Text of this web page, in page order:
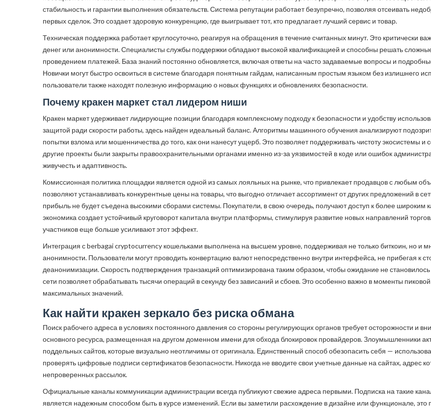
стабильность и гарантии выполнения обязательств. Система репутации работает безупречно, позволяя отсеивать
первых сделок. Это создает здоровую конкуренцию, где выигрывает тот, кто предлагает лучший сервис и товар.
Техническая поддержка работает круглосуточно, реагируя на обращения в течение считанных минут. Это критически
денег или анонимности. Специалисты службы поддержки обладают высокой квалификацией и способны решать
проведением платежей. База знаний постоянно обновляется, включая ответы на часто задаваемые вопросы и
Новички могут быстро освоиться в системе благодаря понятным гайдам, написанным простым языком без излишнего
пользователи также находят полезную информацию о новых функциях и обновлениях безопасности.
Почему кракен маркет стал лидером ниши
Кракен маркет удерживает лидирующие позиции благодаря комплексному подходу к безопасности и удобству
защитой ради скорости работы, здесь найден идеальный баланс. Алгоритмы машинного обучения анализируют
попытки взлома или мошенничества до того, как они нанесут ущерб. Это позволяет поддерживать чистоту экосистемы и
другие проекты были закрыты правоохранительными органами именно из-за уязвимостей в коде или ошибок
живучесть и адаптивность.
Комиссионная политика площадки является одной из самых лояльных на рынке, что привлекает продавцов с любым
позволяют устанавливать конкурентные цены на товары, что выгодно отличает ассортимент от других предложений в
прибыль не будет съедена высокими сборами системы. Покупатели, в свою очередь, получают доступ к более широким
экономика создает устойчивый круговорот капитала внутри платформы, стимулируя развитие новых направлений
участников еще больше усиливают этот эффект.
Интеграция с berbagai cryptocurrency кошельками выполнена на высшем уровне, поддерживая не только биткоин, но и
анонимности. Пользователи могут проводить конвертацию валют непосредственно внутри интерфейса, не прибегая к
деанонимизации. Скорость подтверждения транзакций оптимизирована таким образом, чтобы ожидание не
сети позволяет обрабатывать тысячи операций в секунду без зависаний и сбоев. Это особенно важно в моменты пиковой
максимальных значений.
Как найти кракен зеркало без риска обмана
Поиск рабочего адреса в условиях постоянного давления со стороны регулирующих органов требует осторожности и
основного ресурса, размещенная на другом доменном имени для обхода блокировок провайдеров. Злоумышленники
поддельных сайтов, которые визуально неотличимы от оригинала. Единственный способ обезопасить себя —
проверять цифровые подписи сертификатов безопасности. Никогда не вводите свои учетные данные на сайтах, адрес
непроверенных рассылок.
Официальные каналы коммуникации администрации всегда публикуют свежие адреса первыми. Подписка на такие
является надежным способом быть в курсе изменений. Если вы заметили расхождение в дизайне или функционале, это